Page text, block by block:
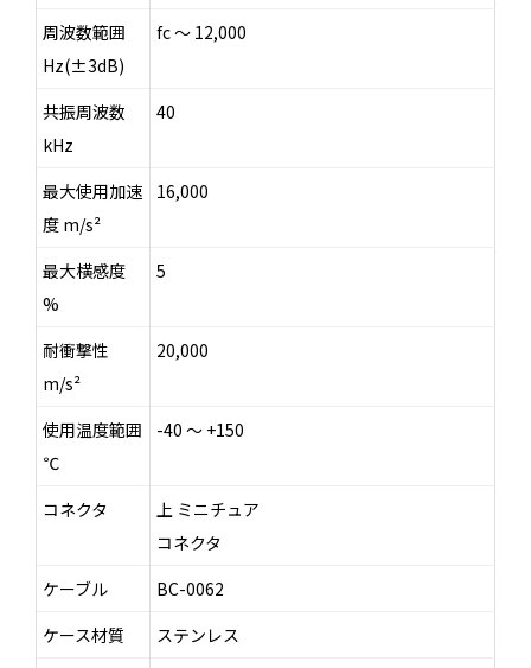
周波数範囲
Hz(±3dB)
fc ～ 12,000
共振周波数
kHz
40
最大使用加速
度 m/s²
16,000
最大横感度
%
5
耐衝撃性
m/s²
20,000
使用温度範囲
℃
-40 ～ +150
コネクタ
上 ミニチュア
コネクタ
ケーブル
BC-0062
ケース材質
ステンレス